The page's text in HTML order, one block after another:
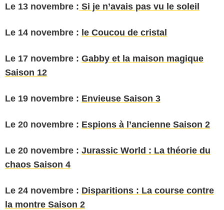
Le 13 novembre : Si je n’avais pas vu le soleil
Le 14 novembre : le Coucou de cristal
Le 17 novembre : Gabby et la maison magique
Saison 12
Le 19 novembre : Envieuse Saison 3
Le 20 novembre : Espions à l’ancienne Saison 2
Le 20 novembre : Jurassic World : La théorie du
chaos Saison 4
Le 24 novembre : Disparitions : La course contre
la montre Saison 2